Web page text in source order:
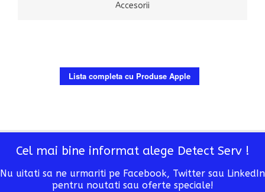
Accesorii
Lista completa cu Produse Apple
Cel mai bine informat alege Detect Serv !
Nu uitati sa ne urmariti pe Facebook, Twitter sau LinkedIn
pentru noutati sau oferte speciale!